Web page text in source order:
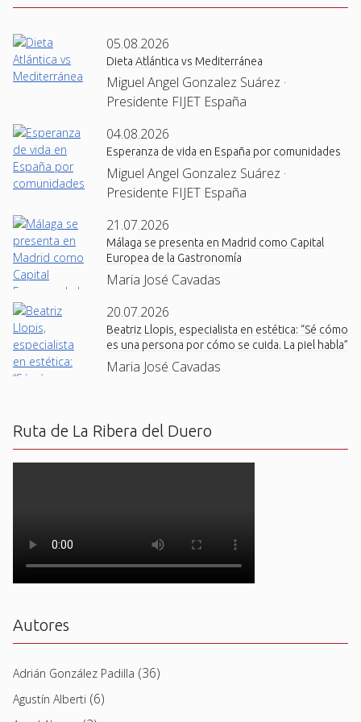
05.08.2026
Dieta Atlántica vs Mediterránea
Miguel Angel Gonzalez Suárez ·
Presidente FIJET España
04.08.2026
Esperanza de vida en España por comunidades
Miguel Angel Gonzalez Suárez ·
Presidente FIJET España
21.07.2026
Málaga se presenta en Madrid como Capital
Europea de la Gastronomía
Maria José Cavadas
20.07.2026
Beatriz Llopis, especialista en estética: “Sé cómo
es una persona por cómo se cuida. La piel habla”
Maria José Cavadas
Ruta de La Ribera del Duero
Autores
Adrián González Padilla (36)
Agustín Alberti (6)